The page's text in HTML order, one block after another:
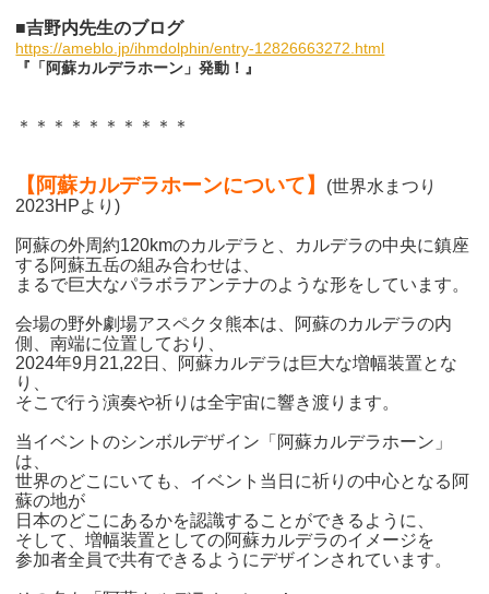
■吉野内先生のブログ
https://ameblo.jp/ihmdolphin/entry-12826663272.html
『「阿蘇カルデラホーン」発動！』
＊＊＊＊＊＊＊＊＊＊
【阿蘇カルデラホーンについて】 (世界水まつり
2023HPより)
阿蘇の外周約120kmのカルデラと、カルデラの中央に鎮座
する阿蘇五岳の組み合わせは、
まるで巨大なパラボラアンテナのような形をしています。
会場の野外劇場アスペクタ熊本は、阿蘇のカルデラの内
側、南端に位置しており、
2024年9月21,22日、阿蘇カルデラは巨大な増幅装置とな
り、
そこで行う演奏や祈りは全宇宙に響き渡ります。
当イベントのシンボルデザイン「阿蘇カルデラホーン」
は、
世界のどこにいても、イベント当日に祈りの中心となる阿
蘇の地が
日本のどこにあるかを認識することができるように、
そして、増幅装置としての阿蘇カルデラのイメージを
参加者全員で共有できるようにデザインされています。